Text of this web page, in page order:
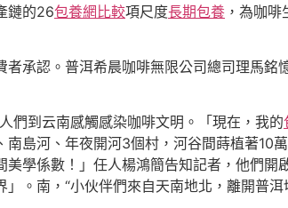
鏈的26包養網比較項尺度長期包養 ，為咖
承認。普洱希晨咖啡無限公司總司理馬
人們到云南感觸感染咖啡文明。「現在，我的
南島河、年夜開河3個村，河谷間蒔植著10
美學係數！」任人楊鴻簡告知記者，他們開
。南，“小伙伴們來自天南地北，離開普